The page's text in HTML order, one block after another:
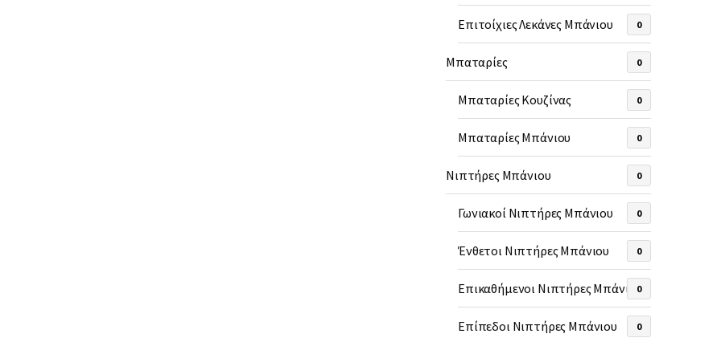
Επιτοίχιες Λεκάνες Μπάνιου 0
Μπαταρίες 0
Μπαταρίες Κουζίνας 0
Μπαταρίες Μπάνιου 0
Νιπτήρες Μπάνιου 0
Γωνιακοί Νιπτήρες Μπάνιου 0
Ένθετοι Νιπτήρες Μπάνιου 0
Επικαθήμενοι Νιπτήρες Μπάνιου
0
Επίπεδοι Νιπτήρες Μπάνιου 0